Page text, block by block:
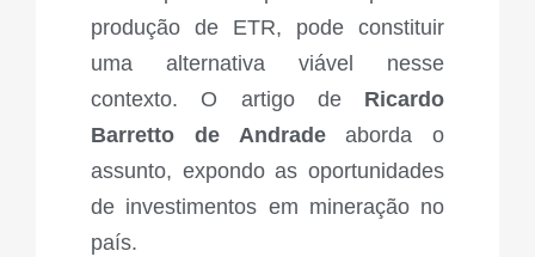
produção de ETR, pode constituir
uma alternativa viável nesse
contexto. O artigo de Ricardo
Barretto de Andradeaborda o
assunto, expondo as oportunidades
de investimentos em mineração no
país.